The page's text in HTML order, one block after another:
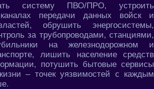
систему ПВО/ПРО, устроить
передачи данных войск и
обрушить энергосистемы,
за трубопроводами, станциями,
на железнодорожном и
лишить население средств
потушить бытовые сервисы
– точек уязвимостей с каждым